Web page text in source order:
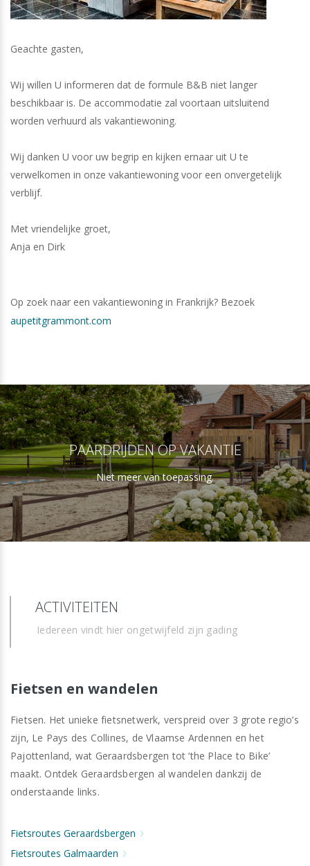
Geachte gasten,
Wij willen U informeren dat de formule B&B niet langer
beschikbaar is. De accommodatie zal voortaan uitsluitend
worden verhuurd als vakantiewoning.
Wij danken U voor uw begrip en kijken ernaar uit U te
verwelkomen in onze vakantiewoning voor een onvergetelijk
verblijf.
Met vriendelijke groet,
Anja en Dirk
Op zoek naar een vakantiewoning in Frankrijk? Bezoek
aupetitgrammont.com
PAARDRIJDEN OP VAKANTIE
Niet meer van toepassing.
ACTIVITEITEN
Iedereen vindt hier ongetwijfeld zijn gading
Fietsen en wandelen
Fietsen. Het unieke fietsnetwerk, verspreid over 3 grote regio’s
zijn, Le Pays des Collines, de Vlaamse Ardennen en het
Pajottenland, wat Geraardsbergen tot ‘the Place to Bike’
maakt. Ontdek Geraardsbergen al wandelen dankzij de
onderstaande links.
Fietsroutes Geraardsbergen
Fietsroutes Galmaarden